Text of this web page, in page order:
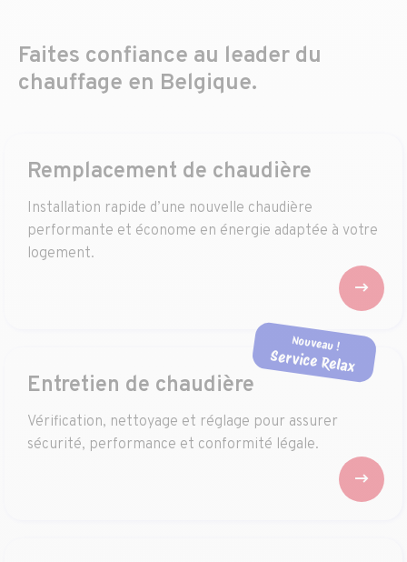
Faites confiance au leader du
chauffage en Belgique.
Remplacement de chaudière
Installation rapide d’une nouvelle chaudière
performante et économe en énergie adaptée à votre
logement.
Nouveau !
Service Relax
Entretien de chaudière
Vérification, nettoyage et réglage pour assurer
sécurité, performance et conformité légale.